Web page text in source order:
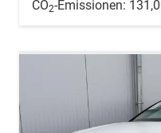
CO2-Emissionen: